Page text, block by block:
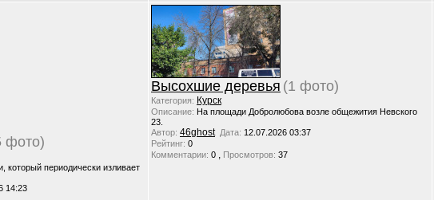
фото)
который периодически изливает
14:23
Высохшие деревья (1 фото)
Категория: Курск
Описание: На площади Добролюбова возле общежития Невского
23.
Автор: 46ghost Дата: 12.07.2026 03:37
Рейтинг: 0
Комментарии: 0 , Просмотров: 37